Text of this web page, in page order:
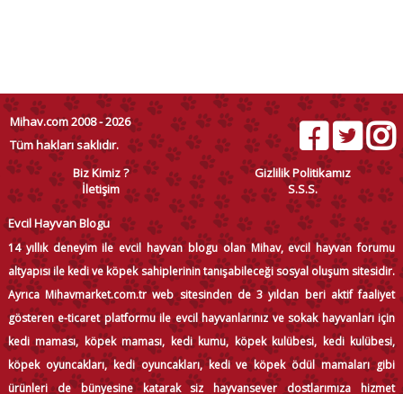
Mihav.com 2008 - 2026
Tüm hakları saklıdır.
Biz Kimiz ?
Gizlilik Politikamız
İletişim
S.S.S.
Evcil Hayvan Blogu
14 yıllık deneyim ile evcil hayvan blogu olan Mihav, evcil hayvan forumu
altyapısı ile kedi ve köpek sahiplerinin tanışabileceği sosyal oluşum sitesidir.
Ayrıca Mihavmarket.com.tr web sitesinden de 3 yıldan beri aktif faaliyet
gösteren e-ticaret platformu ile evcil hayvanlarınız ve sokak hayvanları için
kedi maması, köpek maması, kedi kumu, köpek kulübesi, kedi kulübesi,
köpek oyuncakları, kedi oyuncakları, kedi ve köpek ödül mamaları gibi
ürünleri de bünyesine katarak siz hayvansever dostlarımıza hizmet